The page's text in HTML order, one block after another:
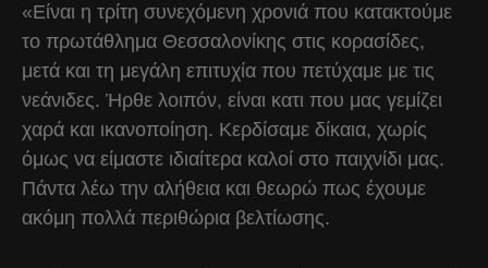
«Είναι η τρίτη συνεχόμενη χρονιά που κατακτούμε
το πρωτάθλημα Θεσσαλονίκης στις κορασίδες,
μετά και τη μεγάλη επιτυχία που πετύχαμε με τις
νεάνιδες. Ήρθε λοιπόν, είναι κατι που μας γεμίζει
χαρά και ικανοποίηση. Κερδίσαμε δίκαια, χωρίς
όμως να είμαστε ιδιαίτερα καλοί στο παιχνίδι μας.
Πάντα λέω την αλήθεια και θεωρώ πως έχουμε
ακόμη πολλά περιθώρια βελτίωσης.